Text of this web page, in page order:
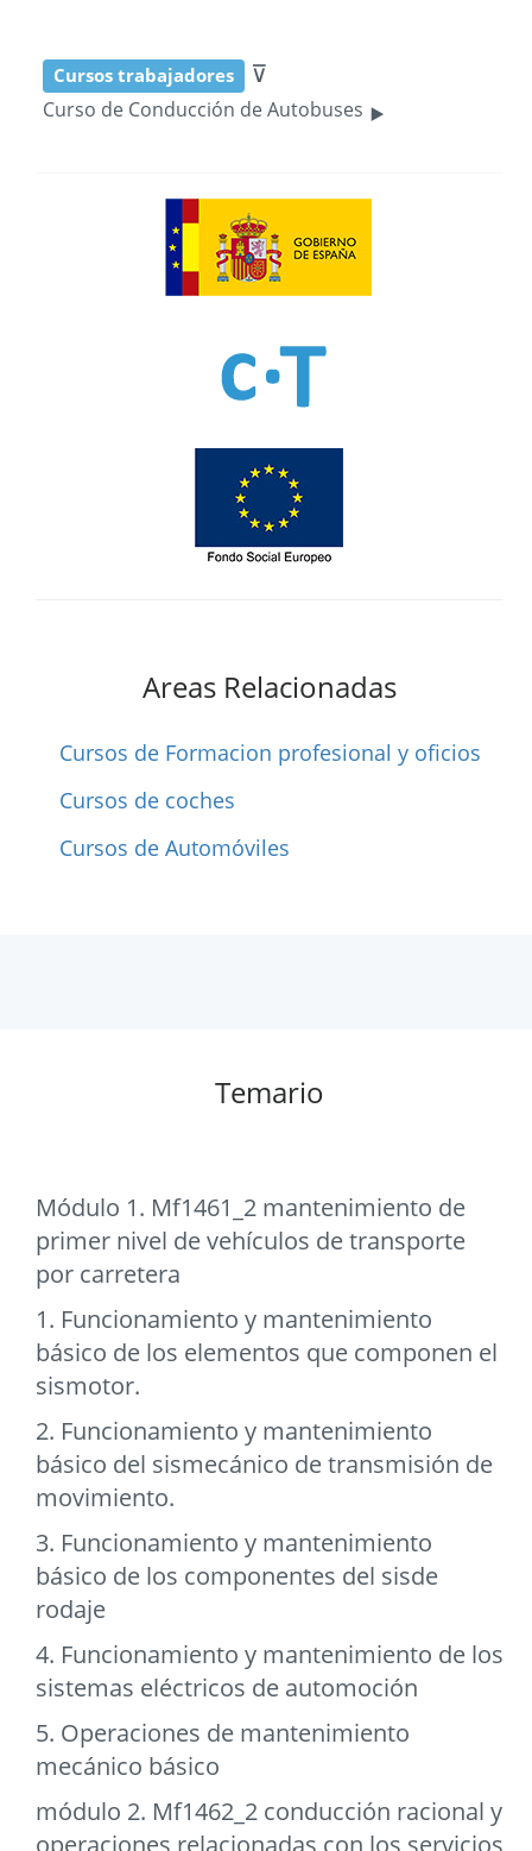
Cursos trabajadores ⊽
Curso de Conducción de Autobuses ‣
Areas Relacionadas
Cursos de Formacion profesional y oficios
Cursos de coches
Cursos de Automóviles
Temario
Módulo 1. Mf1461_2 mantenimiento de
primer nivel de vehículos de transporte
por carretera
1. Funcionamiento y mantenimiento
básico de los elementos que componen el
sismotor.
2. Funcionamiento y mantenimiento
básico del sismecánico de transmisión de
movimiento.
3. Funcionamiento y mantenimiento
básico de los componentes del sisde
rodaje
4. Funcionamiento y mantenimiento de los
sistemas eléctricos de automoción
5. Operaciones de mantenimiento
mecánico básico
módulo 2. Mf1462_2 conducción racional y
operaciones relacionadas con los servicios